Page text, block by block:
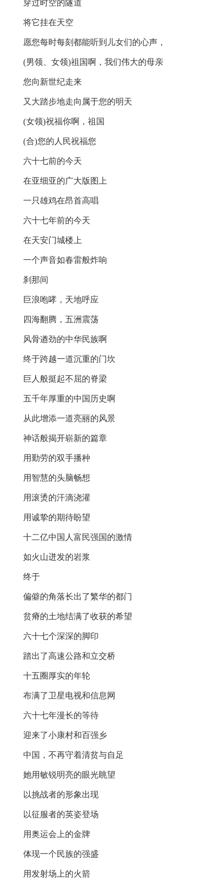
穿过时空的隧道
将它挂在天空
愿您每时每刻都能听到儿女们的心声，
(男领、女领)祖国啊，我们伟大的母亲
您向新世纪走来
又大踏步地走向属于您的明天
(女领)祝福你啊，祖国
(合)您的人民祝福您
六十七前的今天
在亚细亚的广大版图上
一只雄鸡在昂首高唱
六十七年前的今天
在天安门城楼上
一个声音如春雷般炸响
刹那间
巨浪咆哮，天地呼应
四海翻腾，五洲震荡
风骨遒劲的中华民族啊
终于跨越一道沉重的门坎
巨人般挺起不屈的脊梁
五千年厚重的中国历史啊
从此增添一道亮丽的风景
神话般揭开崭新的篇章
用勤劳的双手播种
用智慧的头脑畅想
用滚烫的汗滴浇灌
用诚挚的期待盼望
十二亿中国人富民强国的激情
如火山迸发的岩浆
终于
偏僻的角落长出了繁华的都门
贫瘠的土地结满了收获的希望
六十七个深深的脚印
踏出了高速公路和立交桥
十五圈厚实的年轮
布满了卫星电视和信息网
六十七年漫长的等待
迎来了小康村和百强乡
中国，不再守着清贫与自足
她用敏锐明亮的眼光眺望
以挑战者的形象出现
以征服者的英姿登场
用奥运会上的金牌
体现一个民族的强盛
用发射场上的火箭